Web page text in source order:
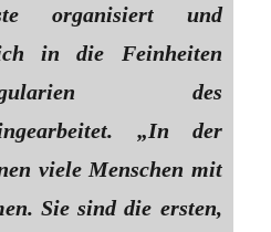
organisiert und
in die Feinheiten
des
„In der
viele Menschen mit
Sie sind die ersten,